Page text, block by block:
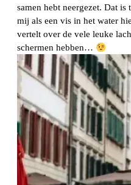
samen hebt neergezet. Dat
mij als een vis in het water
vertelt over de vele leuke
schermen hebben…